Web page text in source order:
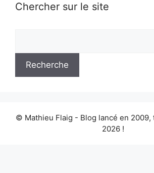
Chercher sur le site
© Mathieu Flaig - Blog lancé en 2009,
2026 !